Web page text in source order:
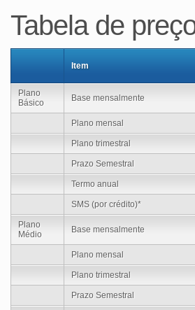
Tabela de
Item
Plano
Básico
Base mensalmente
Plano mensal
Plano trimestral
Prazo Semestral
Termo anual
SMS (por crédito)*
Plano
Médio
Base mensalmente
Plano mensal
Plano trimestral
Prazo Semestral